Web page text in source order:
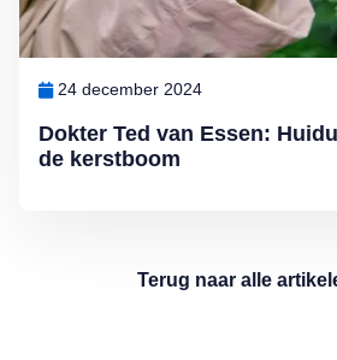
Dokter Ted van Essen:
de kerstboom
24 december 2024
Terug naar alle